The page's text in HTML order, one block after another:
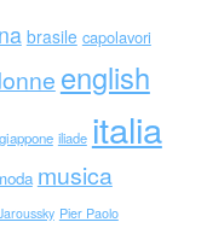
brasile capolavori
english
giappone iliade italia
musica
Pier Paolo